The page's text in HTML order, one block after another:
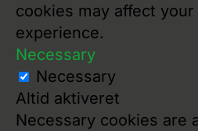
cookies may affect
experience.
Necessary
Necessary
Altid aktiveret
Necessary cookies are